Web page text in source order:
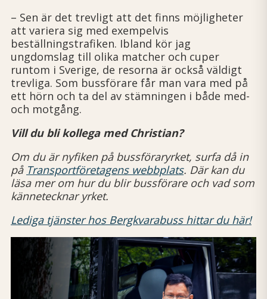
– Sen är det trevligt att det finns möjligheter
att variera sig med exempelvis
beställningstrafiken. Ibland kör jag
ungdomslag till olika matcher och cuper
runtom i Sverige, de resorna är också väldigt
trevliga. Som bussförare får man vara med på
ett hörn och ta del av stämningen i både med-
och motgång.
Vill du bli kollega med Christian?
Om du är nyfiken på bussföraryrket, surfa då in
på Transportföretagens webbplats. Där kan du
läsa mer om hur du blir bussförare och vad som
kännetecknar yrket.
Lediga tjänster hos Bergkvarabuss hittar du här!